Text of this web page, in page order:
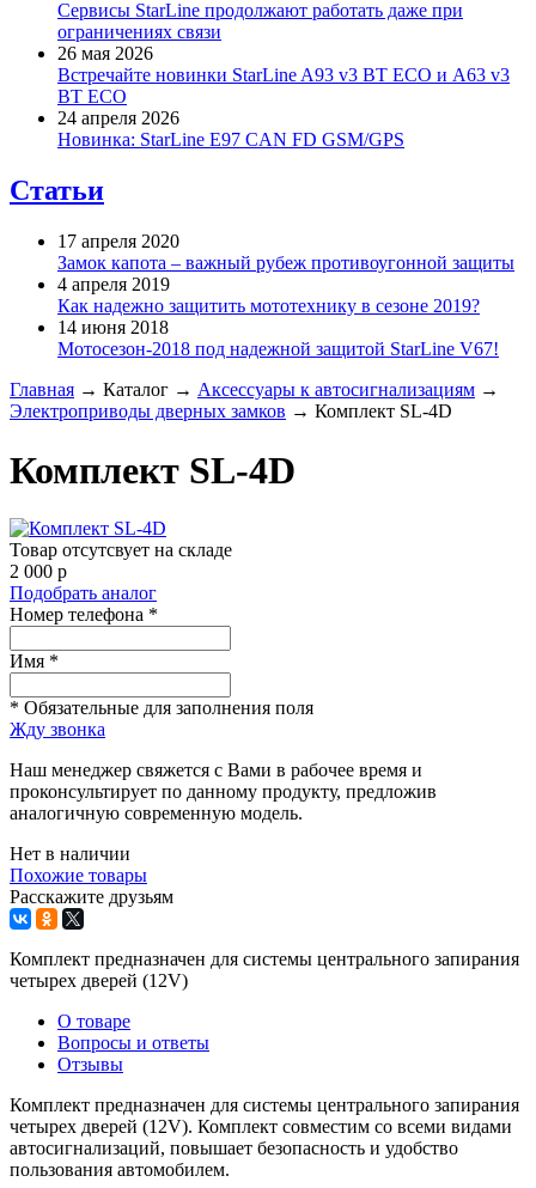
Сервисы StarLine продолжают работать даже при
ограничениях связи
26 мая 2026
Встречайте новинки StarLine A93 v3 BT ECO и A63 v3
BT ECO
24 апреля 2026
Новинка: StarLine E97 CAN FD GSM/GPS
Статьи
17 апреля 2020
Замок капота – важный рубеж противоугонной защиты
4 апреля 2019
Как надежно защитить мототехнику в сезоне 2019?
14 июня 2018
Мотосезон-2018 под надежной защитой StarLine V67!
Главная → Каталог → Аксессуары к автосигнализациям →
Электроприводы дверных замков → Комплект SL-4D
Комплект SL-4D
Товар отсутсвует на складе
2 000 p
Подобрать аналог
Номер телефона *
Имя *
* Обязательные для заполнения поля
Жду звонка
Наш менеджер свяжется с Вами в рабочее время и
проконсультирует по данному продукту, предложив
аналогичную современную модель.
Нет в наличии
Похожие товары
Расскажите друзьям
Комплект предназначен для системы центрального запирания
четырех дверей (12V)
О товаре
Вопросы и ответы
Отзывы
Комплект предназначен для системы центрального запирания
четырех дверей (12V). Комплект совме­стим со всеми видами
автосигнализаций, повышает безопасность и удобство
пользования автомобилем.